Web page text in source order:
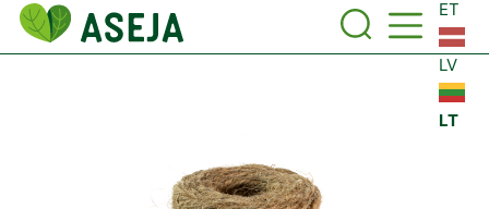
ET
LV
LT